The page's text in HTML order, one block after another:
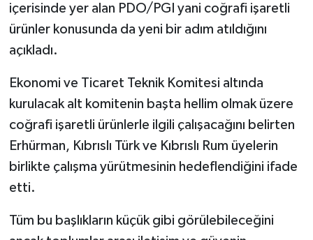
içerisinde yer alan PDO/PGI yani coğrafi işaretli
ürünler konusunda da yeni bir adım atıldığını
açıkladı.
Ekonomi ve Ticaret Teknik Komitesi altında
kurulacak alt komitenin başta hellim olmak üzere
coğrafi işaretli ürünlerle ilgili çalışacağını belirten
Erhürman, Kıbrıslı Türk ve Kıbrıslı Rum üyelerin
birlikte çalışma yürütmesinin hedeflendiğini ifade
etti.
Tüm bu başlıkların küçük gibi görülebileceğini